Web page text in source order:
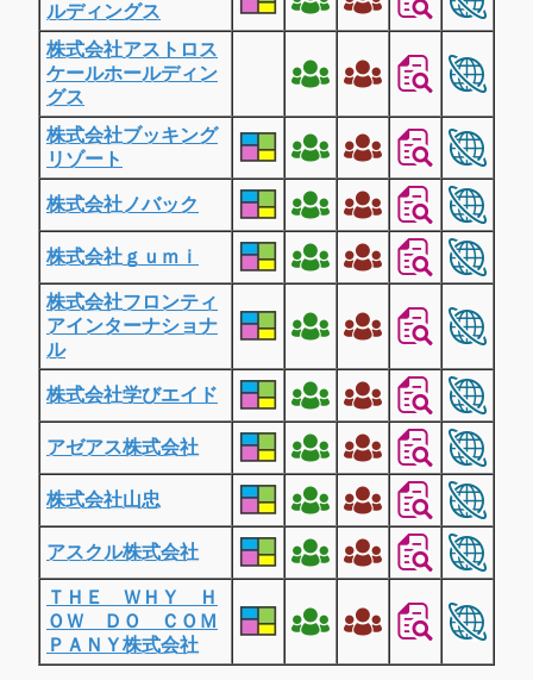
ルディングス
株式会社アストロス
ケールホールディン
グス
株式会社ブッキング
リゾート
株式会社ノバック
株式会社ｇｕｍｉ
株式会社フロンティ
アインターナショナ
ル
株式会社学びエイド
アゼアス株式会社
株式会社山忠
アスクル株式会社
ＴＨＥ ＷＨＹ Ｈ
ＯＷ ＤＯ ＣＯＭ
ＰＡＮＹ株式会社